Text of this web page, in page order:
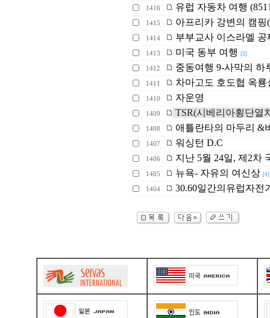
1416 유럽 자동차 여행
1415 아프리카 강변의 캠
1414 부부교사 이스라엘 공
1413 미국 동부 여행 [3]
1412 중동여행 9-사막의 하
1411 차마고도 호도협 옥룡
1410 자운영
1409 TSR(시베리아횡단열
1408 애틀란타의 마두리 &
1407 워싱턴 D.C
1406 지난 5월 24일, 제2차
1405 뉴욕- 자유의 여신상 [4]
1404 30.60일간의유럽자전